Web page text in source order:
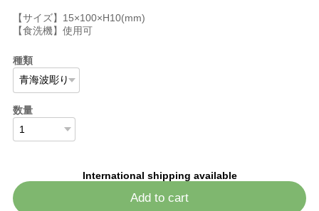
【サイズ】15×100×H10(mm)
【食洗機】使用可
種類
数量
International shipping available
Add to cart